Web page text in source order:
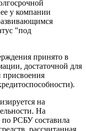
у компании
"под
принято в
достаточной для
присвоения
на
На
РСБУ составила